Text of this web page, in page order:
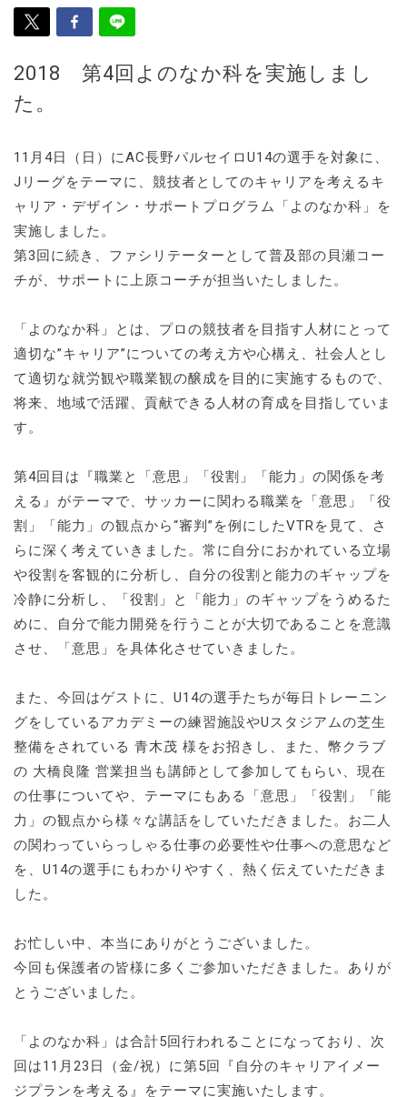
2018 第4回よのなか科を実施しまし
た。
11月4日（日）にAC長野パルセイロU14の選手を対象に、
Jリーグをテーマに、競技者としてのキャリアを考えるキ
ャリア・デザイン・サポートプログラム「よのなか科」を
実施しました。
第3回に続き、ファシリテーターとして普及部の貝瀬コー
チが、サポートに上原コーチが担当いたしました。
「よのなか科」とは、プロの競技者を目指す人材にとって
適切な”キャリア”についての考え方や心構え、社会人とし
て適切な就労観や職業観の醸成を目的に実施するもので、
将来、地域で活躍、貢献できる人材の育成を目指していま
す。
第4回目は『職業と「意思」「役割」「能力」の関係を考
える』がテーマで、サッカーに関わる職業を「意思」「役
割」「能力」の観点から“審判”を例にしたVTRを見て、さ
らに深く考えていきました。常に自分におかれている立場
や役割を客観的に分析し、自分の役割と能力のギャップを
冷静に分析し、「役割」と「能力」のギャップをうめるた
めに、自分で能力開発を行うことが大切であることを意識
させ、「意思」を具体化させていきました。
また、今回はゲストに、U14の選手たちが毎日トレーニン
グをしているアカデミーの練習施設やUスタジアムの芝生
整備をされている 青木茂 様をお招きし、また、幣クラブ
の 大橋良隆 営業担当も講師として参加してもらい、現在
の仕事についてや、テーマにもある「意思」「役割」「能
力」の観点から様々な講話をしていただきました。お二人
の関わっていらっしゃる仕事の必要性や仕事への意思など
を、U14の選手にもわかりやすく、熱く伝えていただきま
した。
お忙しい中、本当にありがとうございました。
今回も保護者の皆様に多くご参加いただきました。ありが
とうございました。
「よのなか科」は合計5回行われることになっており、次
回は11月23日（金/祝）に第5回『自分のキャリアイメー
ジプランを考える』をテーマに実施いたします。